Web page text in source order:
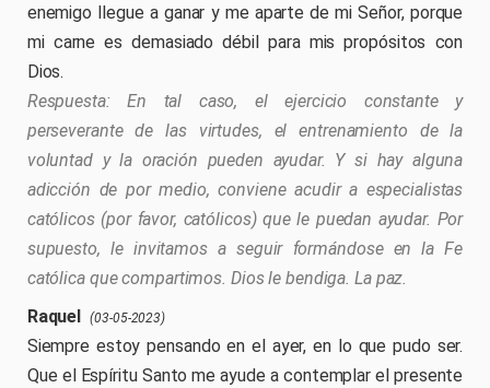
enemigo llegue a ganar y me aparte de mi Señor, porque
mi carne es demasiado débil para mis propósitos con
Dios.
En tal caso, el ejercicio constante y
perseverante de las virtudes, el entrenamiento de la
voluntad y la oración pueden ayudar. Y si hay alguna
adicción de por medio, conviene acudir a especialistas
católicos (por favor, católicos) que le puedan ayudar. Por
supuesto, le invitamos a seguir formándose en la Fe
católica que compartimos. Dios le bendiga. La paz.
Raquel
(03-05-2023)
Siempre estoy pensando en el ayer, en lo que pudo ser.
Que el Espíritu Santo me ayude a contemplar el presente